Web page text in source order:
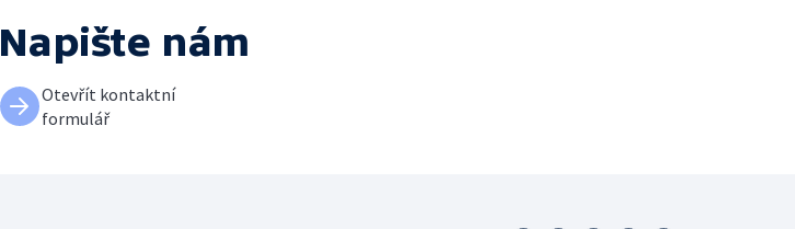
Napište nám
Otevřít kontaktní
formulář